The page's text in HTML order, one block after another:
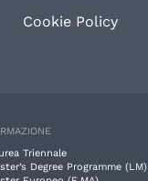
Cookie Policy
Triennale
Degree Programme (LM)